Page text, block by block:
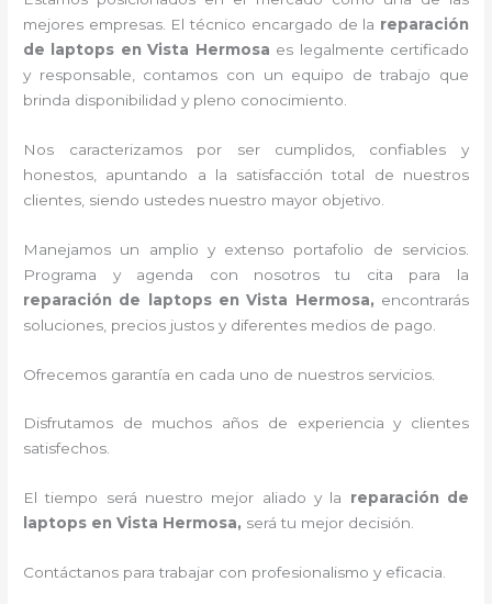
mejores empresas. El técnico encargado de la reparación
de laptops en Vista Hermosa es legalmente certificado
y responsable, contamos con un equipo de trabajo que
brinda disponibilidad y pleno conocimiento.
Nos caracterizamos por ser cumplidos, confiables y
honestos, apuntando a la satisfacción total de nuestros
clientes, siendo ustedes nuestro mayor objetivo.
Manejamos un amplio y extenso portafolio de servicios.
Programa y agenda con nosotros tu cita para la
reparación de laptops en Vista Hermosa, encontrarás
soluciones, precios justos y diferentes medios de pago.
Ofrecemos garantía en cada uno de nuestros servicios.
Disfrutamos de muchos años de experiencia y clientes
satisfechos.
El tiempo será nuestro mejor aliado y la reparación de
laptops en Vista Hermosa, será tu mejor decisión.
Contáctanos para trabajar con profesionalismo y eficacia.